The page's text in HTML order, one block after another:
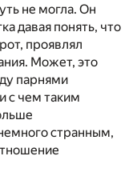
не могла. Он
давая понять, что
проявлял
Может, это
парнями
с чем таким
странным,